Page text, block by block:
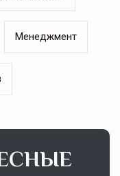
Менеджмент